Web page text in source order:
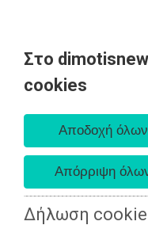
Στο
cookies
Δήλωση
AΡΧΙΚΗ
ΕΙΔΗΣΕΙΣ
ΠΟΛΙΤΙΚΗ
ΤΟΠΙΚΗ